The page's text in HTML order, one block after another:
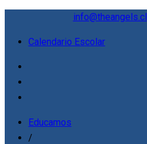
info@theangels.cl
Calendario Escolar
Educamos
/